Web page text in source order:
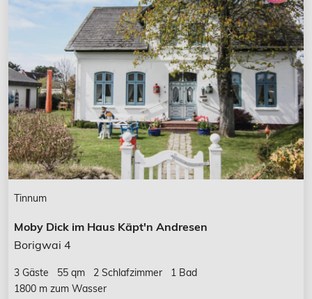
Tinnum
Moby Dick im Haus Käpt'n Andresen
Borigwai 4
3 Gäste 55 qm 2 Schlafzimmer
1 Bad
1800 m zum Wasser